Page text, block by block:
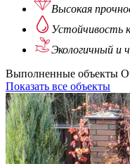
Высокая
Устойчивость
Экологичный и
Выполненные объекты
Показать все объекты